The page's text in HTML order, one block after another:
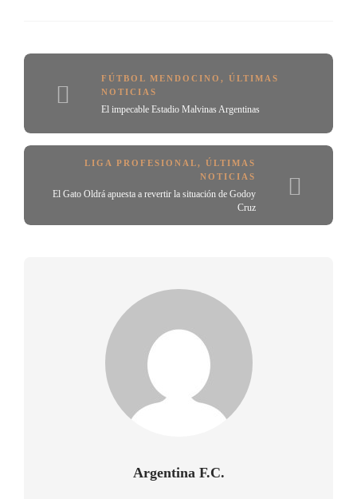
FÚTBOL MENDOCINO , ÚLTIMAS
NOTICIAS
El impecable Estadio Malvinas Argentinas
LIGA PROFESIONAL, ÚLTIMAS
NOTICIAS
El Gato Oldrá apuesta a revertir la situación de Godoy
Cruz
Argentina F.C.